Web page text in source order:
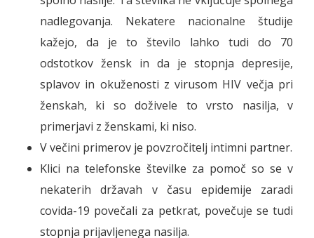
nadlegovanja. Nekatere nacionalne študije
kažejo, da je to število lahko tudi do 70
odstotkov žensk in da je stopnja depresije,
splavov in okuženosti z virusom HIV večja pri
ženskah, ki so doživele to vrsto nasilja, v
primerjavi z ženskami, ki niso.
V večini primerov je povzročitelj intimni partner.
Klici na telefonske številke za pomoč so se v
nekaterih državah v času epidemije zaradi
covida-19 povečali za petkrat, povečuje se tudi
stopnja prijavljenega nasilja.